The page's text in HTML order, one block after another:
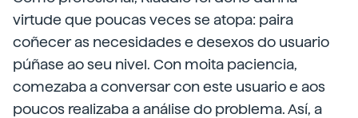
virtude que poucas veces se atopa: paira
coñecer as necesidades e desexos do usuario
púñase ao seu nivel. Con moita paciencia,
comezaba a conversar con este usuario e aos
poucos realizaba a análise do problema. Así, a